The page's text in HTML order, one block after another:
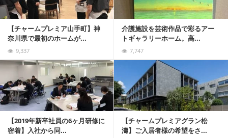
【チャームプレミア山手町】神
奈川県で最初のホームが...
9,337
介護施設を芸術作品で彩るアー
トギャラリーホーム。高...
7,747
【2019年新卒社員の6ヶ月研修に
密着】入社から同...
【チャームプレミアグラン松
濤】ご入居者様の希望をさ...
記事を読む